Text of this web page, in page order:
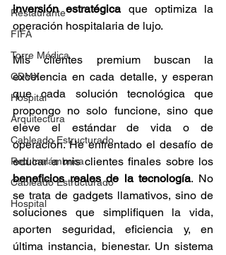
Restaurante
FIFA
Torre Médica
CDMX
Hospital
Arquitectura
Cableado Estructurado
Red Inalámbrica
Cableado Estructurado
Hospital
inversión estratégica que optimiza la
operación hospitalaria de lujo.
Mis clientes premium buscan la
excelencia en cada detalle, y esperan
que cada solución tecnológica que
propongo no solo funcione, sino que
eleve el estándar de vida o de
operación. He enfrentado el desafío de
beneficios reales de la tecnología. No
se trata de gadgets llamativos, sino de
soluciones que simplifiquen la vida,
aporten seguridad, eficiencia y, en
última instancia, bienestar. Un sistema